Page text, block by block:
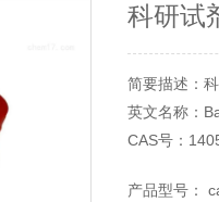
科研试
简要描述：
英文名称：
CAS号：
产品型号：